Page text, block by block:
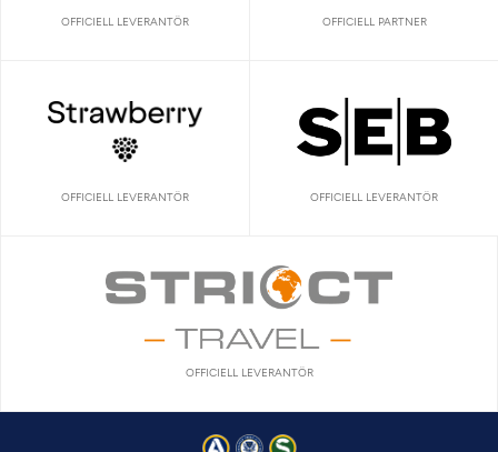
OFFICIELL LEVERANTÖR OFFICIELL PARTNER
OFFICIELL LEVERANTÖR OFFICIELL LEVERANTÖR
OFFICIELL LEVERANTÖR